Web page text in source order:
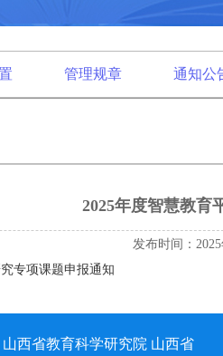
管理规章 通知公
2025年度智慧教育
发布时间：
专项课题申报通知
西省教育科学研究院 山西省